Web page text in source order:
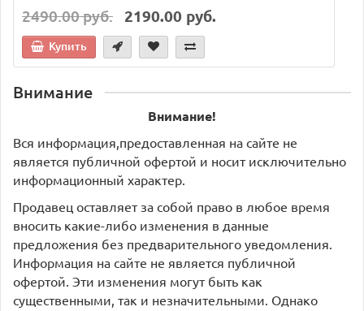
2490.00 руб. 2190.00 руб.
Купить
Внимание
Внимание!
Вся информация,предоставленная на сайте не
является публичной офертой и носит исключительно
информационный характер.
Продавец оставляет за собой право в любое время
вносить какие-либо изменения в данные
предложения без предварительного уведомления.
Информация на сайте не является публичной
офертой. Эти изменения могут быть как
существенными, так и незначительными. Однако